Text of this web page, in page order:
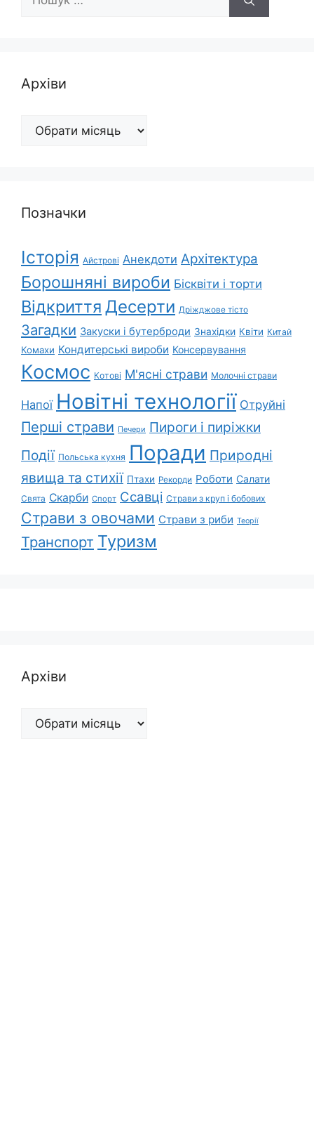
Архіви
Архіви
Позначки
Історія Айстрові Анекдоти Архітектура
Борошняні вироби Бісквіти і торти
Відкриття Десерти Дріжджове тісто
Загадки Закуски і бутерброди Знахідки Квіти Китай
Комахи Кондитерські вироби Консервування
Космос Котові М'ясні страви Молочні страви
Напої Новітні технології Отруйні
Перші страви Печери Пироги і пиріжки
Події Польська кухня Поради Природні
явища та стихії Птахи Рекорди Роботи Салати
Свята Скарби Спорт Ссавці Страви з круп і бобових
Страви з овочами Страви з риби Теорії
Транспорт Туризм
Архіви
Архіви